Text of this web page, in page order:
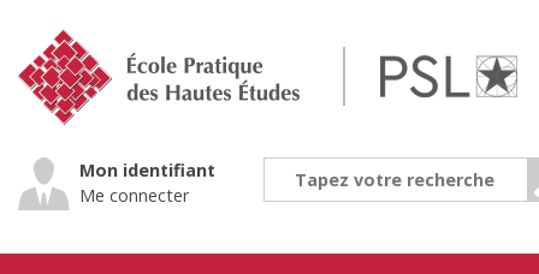
navigation
Mon identifiant
Me connecter